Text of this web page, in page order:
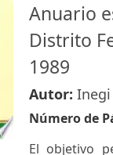
Anuario
Distrito
1989
Autor: Inegi
Número de
El objetivo